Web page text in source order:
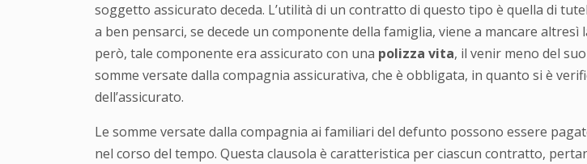
soggetto assicurato deceda. L’utilità di un contratto di questo tipo è quella di
a ben pensarci, se decede un componente della famiglia, viene a mancare
però, tale componente era assicurato con una polizza vita, il venir meno del
somme versate dalla compagnia assicurativa, che è obbligata, in quanto si è
dell’assicurato.
Le somme versate dalla compagnia ai familiari del defunto possono essere
nel corso del tempo. Questa clausola è caratteristica per ciascun contratto,